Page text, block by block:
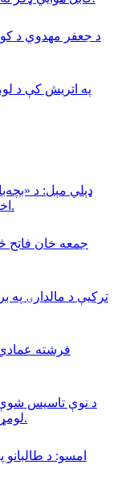
د جعفر مهدوي د
په اتریش کې د
ډېلي مېل: د
اخیستنه لا هم په افغانستان کې دوام لري.
فرشته
د نوې تاسیس شوې
لومړۍ ولسوالۍ د سقوط په اړه نوې اعلامیه.